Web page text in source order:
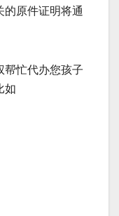
的原件证明将通
帮忙代办您孩子
如